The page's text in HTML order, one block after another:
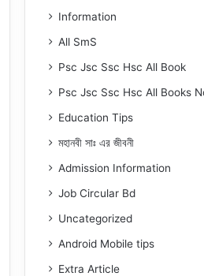
Information
All SmS
Psc Jsc Ssc Hsc All Book
Psc Jsc Ssc Hsc All Books
Education Tips
মহানবীসাঃ এর জীবনী
Admission Information
Job Circular Bd
Uncategorized
Android Mobile tips
Extra Article